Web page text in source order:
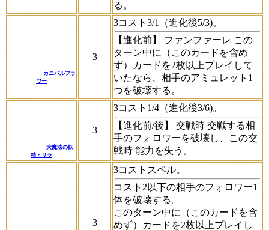
る。
カニバルフラ
ワー
3
3コスト3/1（進化後5/3)。
【進化前】 ファンファーレ この
ターン中に（このカードを含め
ず）カードを2枚以上プレイして
いたなら、相手のアミュレット1
つを破壊する。
大魔法の妖
精・リラ
3
3コスト1/4（進化後3/6)。
【進化前/後】 交戦時 交戦する相
手のフォロワーを破壊し、この交
戦時 能力を失う。
3
3コストスペル。
コスト2以下の相手のフォロワー1
体を破壊する。
このターン中に（このカードを含
めず）カードを2枚以上プレイし